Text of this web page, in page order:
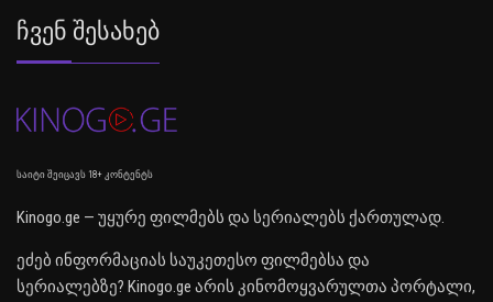
Ჩვენ Შესახებ
საიტი შეიცავს 18+ კონტენტს
Kinogo.ge — უყურე ფილმებს და სერიალებს ქართულად.
ეძებ ინფორმაციას საუკეთესო ფილმებსა და
სერიალებზე? Kinogo.ge არის კინომოყვარულთა პორტალი,